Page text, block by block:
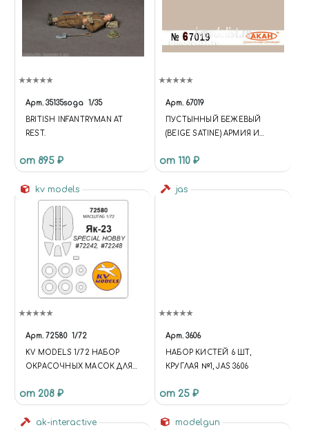
Арт. 35135soga 1/35
BRITISH INFANTRYMAN AT
REST.
от 895 ₽
Арт. 67019
ПУСТЫННЫЙ БЕЖЕВЫЙ
(BEIGE SATINE) АРМИЯ И
21 ВЕК; ПОЛНАЯ ОКРАСКА
ИЛИ “ПУСТЫННЫЙ”
КАМУФЛЯЖ ТЕХНИКИ И
от 110 ₽
kv models
Арт. 72580 1/72
KV MODELS 1/72 НАБОР
ОКРАСОЧНЫХ МАСОК ДЛЯ
+ МАСКИ НА ДИСКИ И
КОЛЕСА
от 208 ₽
jas
Арт. 3606
НАБОР КИСТЕЙ 6 ШТ,
КРУГЛАЯ №1, JAS 3606
от 25 ₽
ak-interactive modelgun